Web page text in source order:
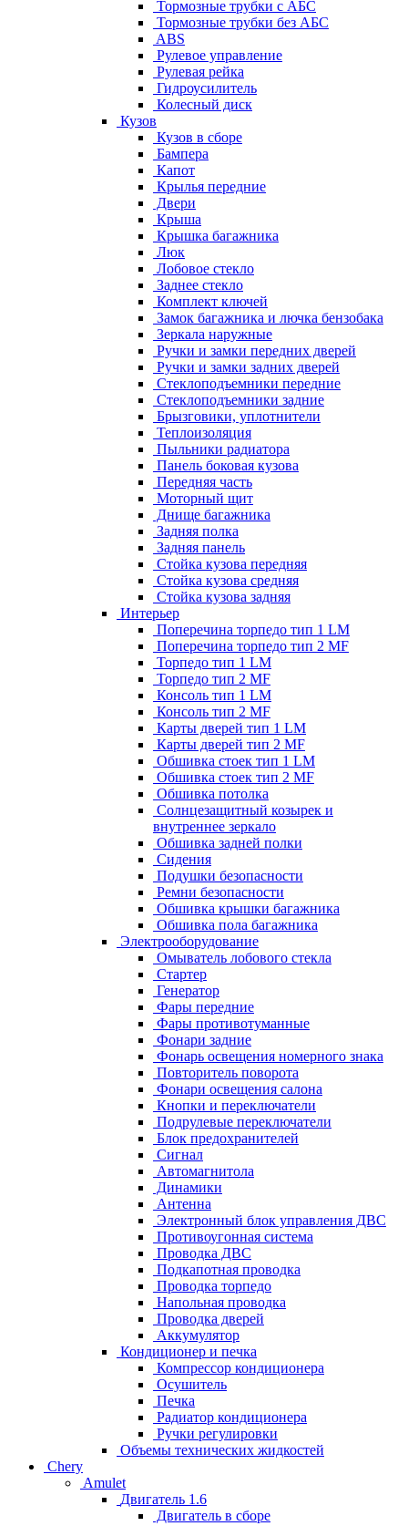
Тормозные трубки с АБС
Тормозные трубки без АБС
ABS
Рулевое управление
Рулевая рейка
Гидроусилитель
Колесный диск
Кузов
Кузов в сборе
Бампера
Капот
Крылья передние
Двери
Крыша
Крышка багажника
Люк
Лобовое стекло
Заднее стекло
Комплект ключей
Замок багажника и лючка бензобака
Зеркала наружные
Ручки и замки передних дверей
Ручки и замки задних дверей
Стеклоподъемники передние
Стеклоподъемники задние
Брызговики, уплотнители
Теплоизоляция
Пыльники радиатора
Панель боковая кузова
Передняя часть
Моторный щит
Днище багажника
Задняя полка
Задняя панель
Стойка кузова передняя
Стойка кузова средняя
Стойка кузова задняя
Интерьер
Поперечина торпедо тип 1 LM
Поперечина торпедо тип 2 MF
Торпедо тип 1 LM
Торпедо тип 2 MF
Консоль тип 1 LM
Консоль тип 2 MF
Карты дверей тип 1 LM
Карты дверей тип 2 MF
Обшивка стоек тип 1 LM
Обшивка стоек тип 2 MF
Обшивка потолка
Солнцезащитный козырек и
внутреннее зеркало
Обшивка задней полки
Сидения
Подушки безопасности
Ремни безопасности
Обшивка крышки багажника
Обшивка пола багажника
Электрооборудование
Омыватель лобового стекла
Стартер
Генератор
Фары передние
Фары противотуманные
Фонари задние
Фонарь освещения номерного знака
Повторитель поворота
Фонари освещения салона
Кнопки и переключатели
Подрулевые переключатели
Блок предохранителей
Сигнал
Автомагнитола
Динамики
Антенна
Электронный блок управления ДВС
Противоугонная система
Проводка ДВС
Подкапотная проводка
Проводка торпедо
Напольная проводка
Проводка дверей
Аккумулятор
Кондиционер и печка
Компрессор кондиционера
Осушитель
Печка
Радиатор кондиционера
Ручки регулировки
Объемы технических жидкостей
Chery
Amulet
Двигатель 1.6
Двигатель в сборе